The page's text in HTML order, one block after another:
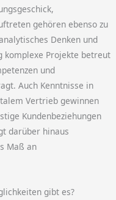
gehören ebenso zu
Denken und
komplexe Projekte betreut
und
Auch Kenntnisse in
Vertrieb gewinnen
Kundenbeziehungen
darüber hinaus
Maß an
gibt es?